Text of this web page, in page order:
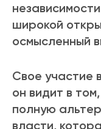
широкой
осмысленный
Свое участие
он видит в
полную
власти,